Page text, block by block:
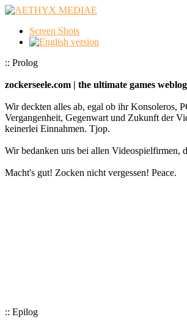
Screen Shots
:: Prolog
zockerseele.com | the ultimate games weblog
Wir deckten alles ab, egal ob ihr Konsoleros,
Vergangenheit, Gegenwart und Zukunft der
keinerlei Einnahmen. Tjop.
Wir bedanken uns bei allen Videospielfirmen,
Macht's gut! Zocken nicht vergessen! Peace.
:: Epilog